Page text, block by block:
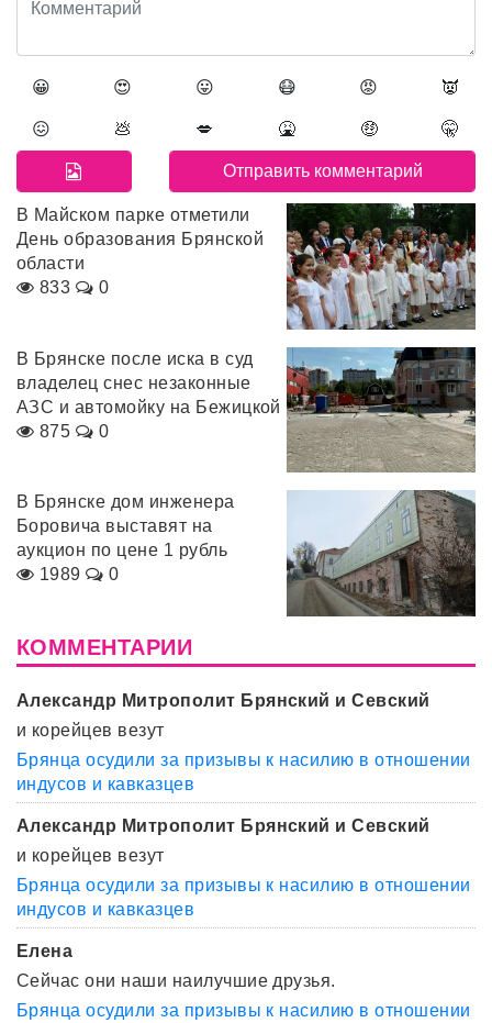
😀 😍 😛 😷 😡 👿
😖 💩 💋 🤮 🤑 🤫
В Майском парке отметили
День образования Брянской
области
833
0
В Брянске после иска в суд
владелец снес незаконные
АЗС и автомойку на Бежицкой
875
0
В Брянске дом инженера
Боровича выставят на
аукцион по цене 1 рубль
1989
0
КОММЕНТАРИИ
Александр Митрополит Брянский и Севский
и корейцев везут
Брянца осудили за призывы к насилию в отношении
индусов и кавказцев
Александр Митрополит Брянский и Севский
и корейцев везут
Брянца осудили за призывы к насилию в отношении
индусов и кавказцев
Елена
Сейчас они наши наилучшие друзья.
Брянца осудили за призывы к насилию в отношении